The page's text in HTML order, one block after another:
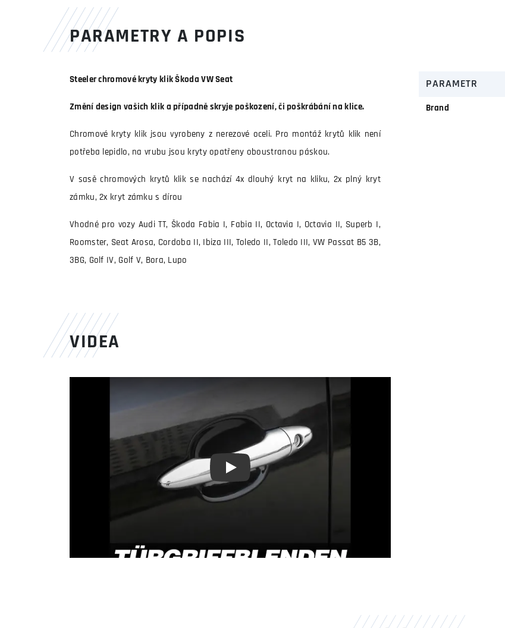
PARAMETRY A POPIS
Steeler chromové kryty klik Škoda VW Seat
Změní design vašich klik a případně skryje poškození, či poškrábání na klice.
Chromové kryty klik jsou vyrobeny z nerezové oceli. Pro montáž krytů klik není
potřeba lepidlo, na vrubu jsou kryty opatřeny oboustranou páskou.
V sasě chromových krytů klik se nachází 4x dlouhý kryt na kliku, 2x plný kryt
zámku, 2x kryt zámku s dírou
Vhodné pro vozy Audi TT, Škoda Fabia I, Fabia II, Octavia I, Octavia II, Superb I,
Roomster, Seat Arosa, Cordoba II, Ibiza III, Toledo II, Toledo III, VW Passat B5 3B,
3BG, Golf IV, Golf V, Bora, Lupo
PARAMETR
Brand
VIDEA
Youtube video